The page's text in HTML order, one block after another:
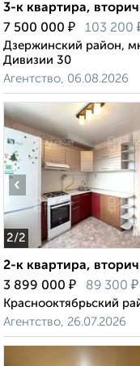
3-к квартира,
7 500 000 ₽ 103 200
Дзержинский район,
Дивизии 30
Агентство, 06.08.2026
2/2
‹
2-к квартира,
3 899 000 ₽ 89 300 ₽
Краснооктябрьский
Агентство, 26.07.2026